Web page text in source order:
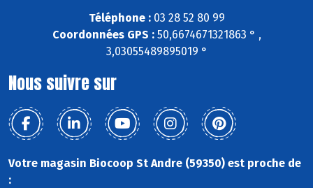
Téléphone :03 28 52 80 99
Coordonnées GPS :50,6674671321863 ° ,
3,03055489895019 °
Nous suivre sur
Votre magasin Biocoop St Andre (59350) est proche de
: